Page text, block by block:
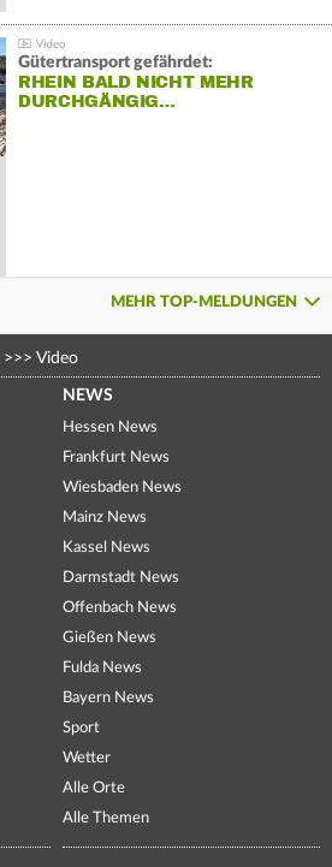
Gütertransport gefährdet:
RHEIN BALD NICHT MEHR
DURCHGÄNGIG…
MEHR TOP-MELDUNGEN
>>> Video
NEWS
Hessen News
Frankfurt News
Wiesbaden News
Mainz News
Kassel News
Darmstadt News
Offenbach News
Gießen News
Fulda News
Bayern News
Sport
Wetter
Alle Orte
Alle Themen